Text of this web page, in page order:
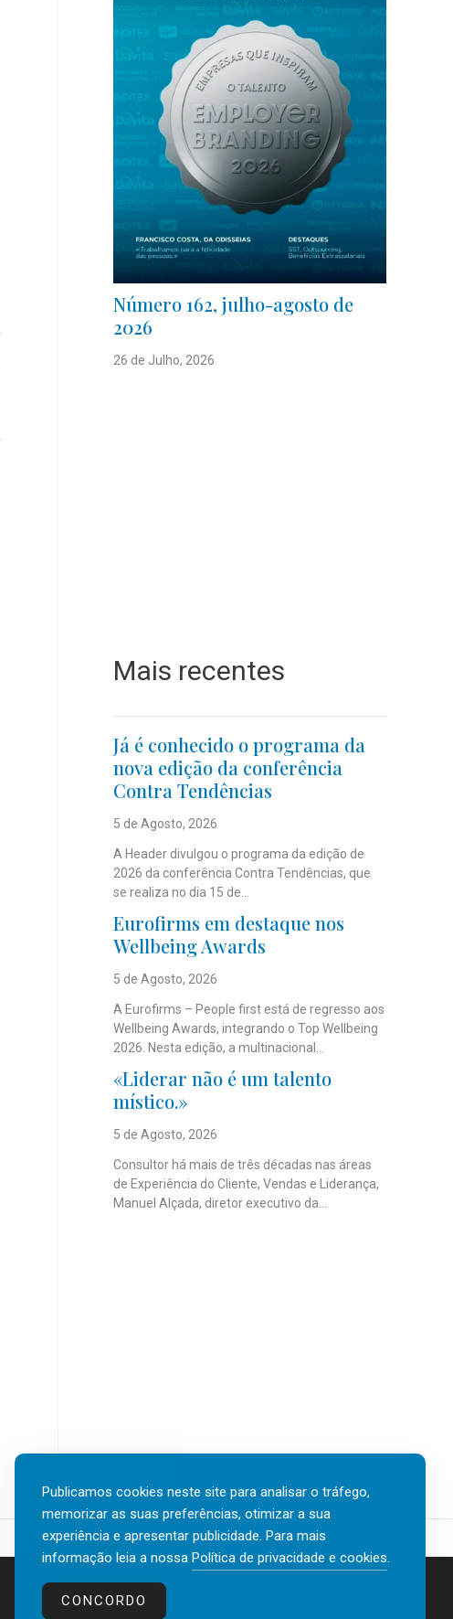
Número 162, julho-agosto de
2026
26 de Julho, 2026
Mais recentes
Já é conhecido o programa da
nova edição da conferência
Contra Tendências
5 de Agosto, 2026
A Header divulgou o programa da edição de
2026 da conferência Contra Tendências, que
se realiza no dia 15 de...
Eurofirms em destaque nos
Wellbeing Awards
5 de Agosto, 2026
A Eurofirms – People first está de regresso aos
Wellbeing Awards, integrando o Top Wellbeing
2026. Nesta edição, a multinacional...
«Liderar não é um talento
místico.»
5 de Agosto, 2026
Consultor há mais de três décadas nas áreas
de Experiência do Cliente, Vendas e Liderança,
Manuel Alçada, diretor executivo da...
Contactos
Publicamos cookies neste site para analisar o tráfego,
memorizar as suas preferências, otimizar a sua
experiência e apresentar publicidade. Para mais
informação leia a nossa Política de privacidade e cookies.
CONCORDO